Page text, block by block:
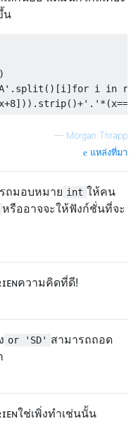
น
A'.split()[i]for i in
— Morgan Thrapp
แหล่งที่มา
ถมอบหมาย int ให้คน
หรืออาจจะให้ฟังก์ชั่นที่จะ
ความคิดที่ดี!
or 'SD' สามารถถอด
ใช่เพิ่งทำเช่นนั้น